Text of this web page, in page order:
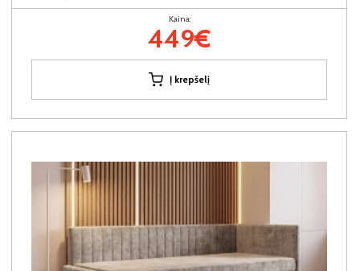
Kaina:
449€
Į krepšelį